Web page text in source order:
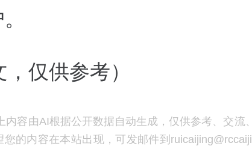
仅供参考）
内容由AI根据公开数据自动生成，仅供参考、交流
的内容在本站出现，可发邮件到